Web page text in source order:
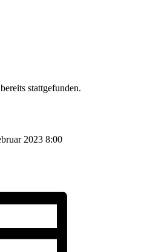
stattgefunden.
2023 8:00